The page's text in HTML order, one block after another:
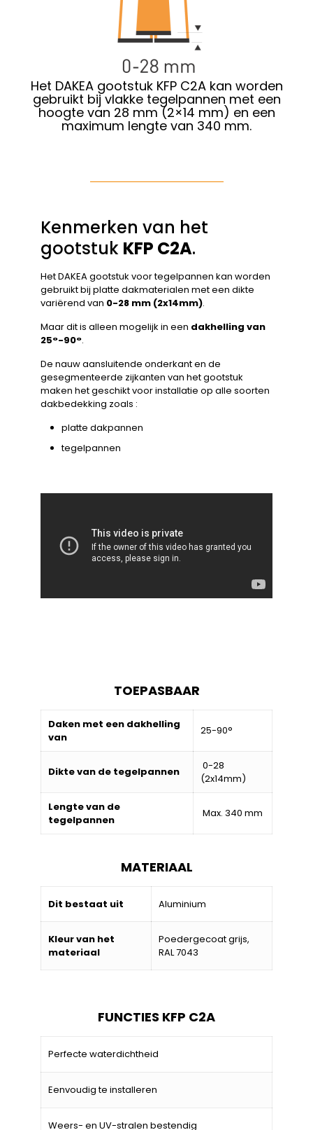
Het DAKEA gootstuk KFP C2A kan worden
gebruikt bij vlakke tegelpannen met een
hoogte van 28 mm (2×14 mm) en een
maximum lengte van 340 mm.
Kenmerken van het
gootstuk KFP C2A.
Het DAKEA gootstuk voor tegelpannen kan worden
gebruikt bij platte dakmaterialen met een dikte
variërend van 0-28 mm (2x14mm).
Maar dit is alleen mogelijk in een dakhelling van
25°-90°.
De nauw aansluitende onderkant en de
gesegmenteerde zijkanten van het gootstuk
maken het geschikt voor installatie op alle soorten
dakbedekking zoals :
platte dakpannen
tegelpannen
TOEPASBAAR
Daken met een dakhelling
van
25-90°
Dikte van de tegelpannen
0-28
(2x14mm)
Lengte van de
tegelpannen
Max. 340 mm
MATERIAAL
Dit bestaat uit Aluminium
Kleur van het
materiaal
Poedergecoat grijs,
RAL 7043
FUNCTIES KFP C2A
Perfecte waterdichtheid
Eenvoudig te installeren
Weers- en UV-stralen bestendig